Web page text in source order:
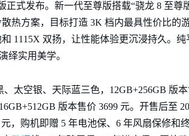
正式发布。新一代至尊版搭载“骁龙 8 至尊
热方案，目标打造 3K 档内最具性价比的
1115X 双扬，让性能体验更沉浸持久。
绎实用美学。
太空银、天际蓝三色，12GB+256GB 版
版本售价 3699 元。开售后至
，购机即赠 5 年电池保、6 年风扇保修和